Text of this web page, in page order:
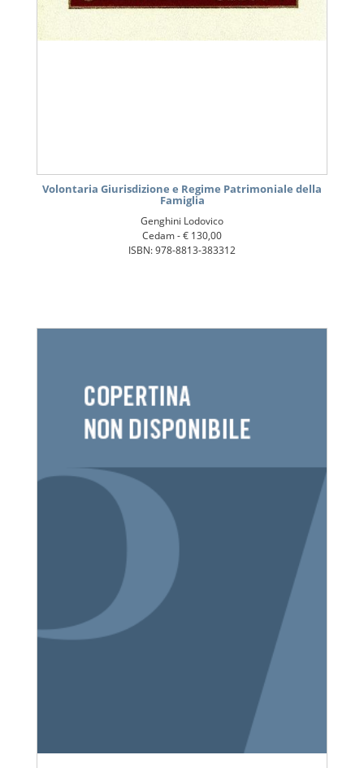
Volontaria Giurisdizione e Regime Patrimoniale della
Famiglia
Genghini Lodovico
Cedam -€ 130,00
ISBN: 978-8813-383312